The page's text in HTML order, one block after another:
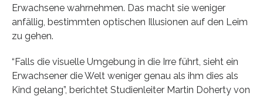
Erwachsene wahrnehmen. Das macht sie weniger
anfällig, bestimmten optischen Illusionen auf den Leim
zu gehen.
“Falls die visuelle Umgebung in die Irre führt, sieht ein
Erwachsener die Welt weniger genau als ihm dies als
Kind gelang”, berichtet Studienleiter Martin Doherty von